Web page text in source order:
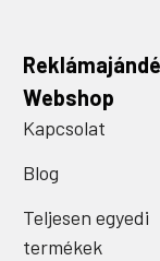
Webshop
Kapcsolat
Blog
Teljesen egyedi
termékek